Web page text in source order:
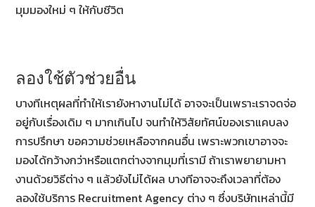
มุมมองใหม่ ๆ ให้กับชีวิต
ลองใช้ตัวช่วยอื่น
บางทีเหตุผลที่ทำให้เรายังหางานไม่ได้ อาจจะเป็นเพราะเราจดจ่อ
อยู่กับเรื่องเดิม ๆ มากเกินไป จนทำให้วิสัยทัศน์ของเราแคบลง
การปรึกษา ขอความช่วยเหลือจากคนอื่น เพราะพวกเขาอาจจะ
มองได้กว้างกว่าหรือแตกต่างจากมุมที่เรามี ถ้าเราพยายามหา
งานด้วยวิธีต่าง ๆ แล้วยังไม่ได้ผล บางทีอาจจะถึงเวลาที่ต้อง
ลองใช้บริการ Recruitment Agency ต่าง ๆ ซึ่งบริษัทเหล่านี้มี